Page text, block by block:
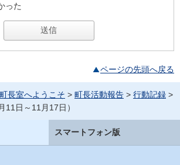
った
ページの先頭へ戻る
町長室へようこそ > 町長活動報告 > 行動記録 >
11日～11月17日）
スマートフォン版